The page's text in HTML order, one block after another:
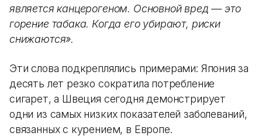
является канцерогеном. Основной вред — это
горение табака. Когда его убирают, риски
снижаются».
Эти слова подкреплялись примерами: Япония за
десять лет резко сократила потребление
сигарет, а Швеция сегодня демонстрирует
одни из самых низких показателей заболеваний,
связанных с курением, в Европе.